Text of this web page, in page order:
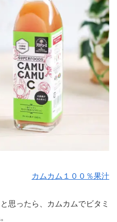
カムカム１００％果汁
思ったら、カムカムでビタミ